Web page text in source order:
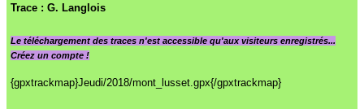
Trace : G. Langlois
Le téléchargement des traces n'est accessible qu'aux visiteurs enregistrés...
Créez un compte !
{gpxtrackmap}Jeudi/2018/mont_lusset.gpx{/gpxtrackmap}